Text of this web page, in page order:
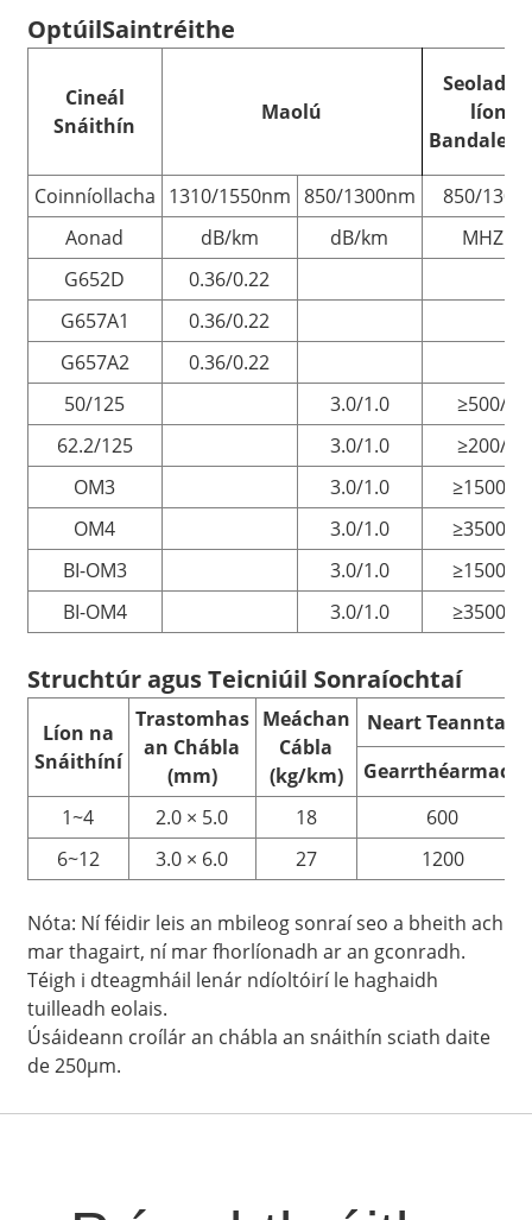
OptúilSaintréithe
Cineál
Snáithín
Maolú
Seoladh
líonta
Coinníollacha 1310/1550nm 850/1300nm
850/
Aonad
dB/km dB/km
G652D
0.36/0.22
G657A1
0.36/0.22
G657A2
0.36/0.22
50/125
3.0/1.0
≥500/
62.2/125
3.0/1.0
≥200/
OM3
3.0/1.0
≥1500/
OM4
3.0/1.0
≥3500/
BI-OM3
3.0/1.0
≥1500/
BI-OM4
3.0/1.0 ≥3500/
Struchtúr agus Teicniúil Sonraíochtaí
Líon na
Snáithíní
Trastomhas
an Chábla
(mm)
Meáchan
Cábla
(kg/km)
Neart
Gearrthéarmach
1~4
2.0 × 5.0 18
600
6~12
3.0 × 6.0 27 1200
Nóta: Ní féidir leis an mbileog sonraí seo a bheith ach
mar thagairt, ní mar fhorlíonadh ar an gconradh.
Téigh i dteagmháil lenár ndíoltóirí le haghaidh
tuilleadh eolais.
Úsáideann croílár an chábla an snáithín sciath daite
de 250μm.